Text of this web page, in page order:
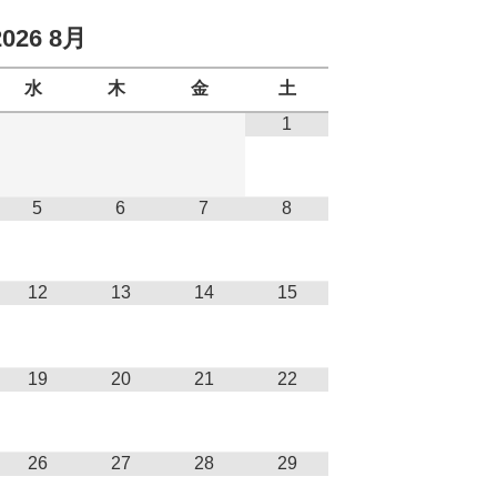
8月
水 木 金
土
1
5 6 7 8
12 13 14 15
19 20 21 22
26 27 28 29